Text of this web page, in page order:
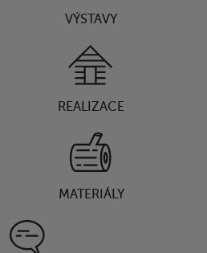
VÝSTAVY
REALIZACE
MATERIÁLY